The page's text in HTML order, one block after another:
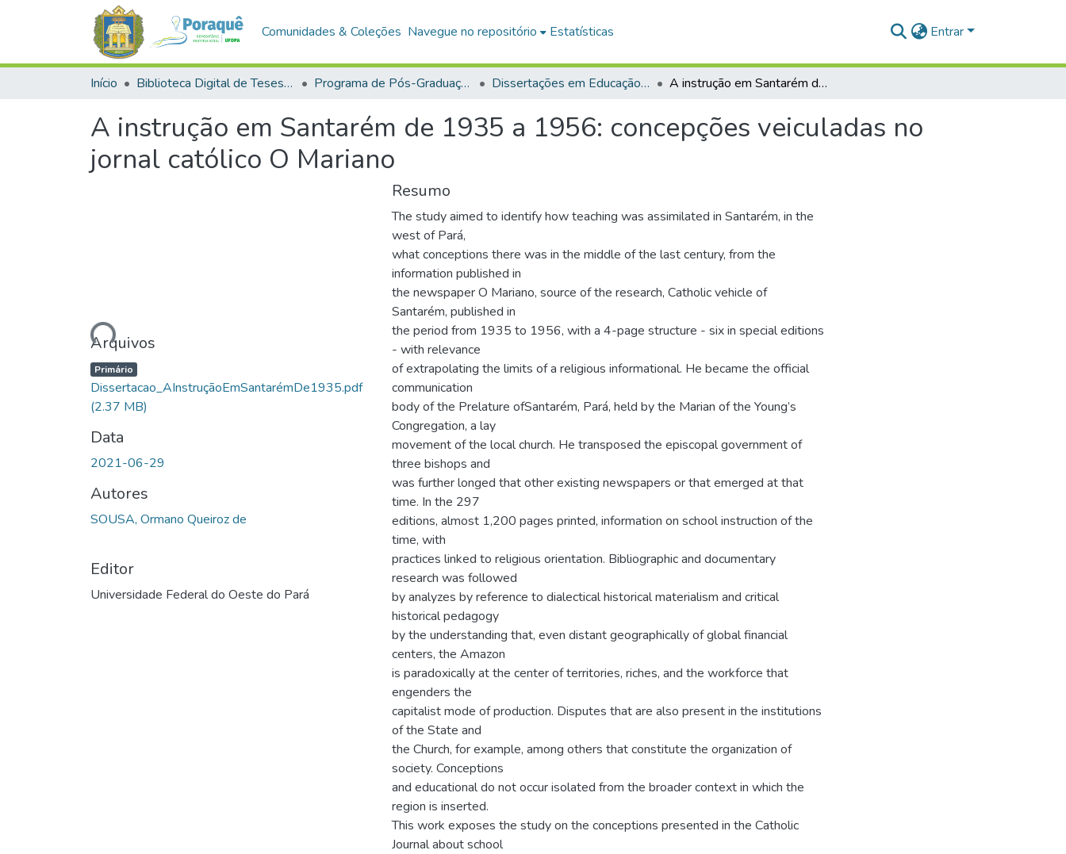
Comunidades & Coleções Navegue no repositório Estatísticas Entrar
Início Biblioteca Digital de Teses e Dissertações (BDTD) Programa de Pós-Graduação em Educação (PPGE) Dissertações em Educação (Mestrado) A instrução em Santarém de 1935 a 1956: concepções veiculadas no jornal católico O Mariano
A instrução em Santarém de 1935 a 1956: concepções veiculadas no
jornal católico O Mariano
Carregando...
Arquivos
Primário
Dissertacao_AInstruçãoEmSantarémDe1935.pdf
(2.37 MB)
Data
2021-06-29
Autores
SOUSA, Ormano Queiroz de
Editor
Universidade Federal do Oeste do Pará
Resumo
The study aimed to identify how teaching was assimilated in Santarém, in the
west of Pará,
what conceptions there was in the middle of the last century, from the
information published in
the newspaper O Mariano, source of the research, Catholic vehicle of
Santarém, published in
the period from 1935 to 1956, with a 4-page structure - six in special editions
- with relevance
of extrapolating the limits of a religious informational. He became the official
communication
body of the Prelature ofSantarém, Pará, held by the Marian of the Young’s
Congregation, a lay
movement of the local church. He transposed the episcopal government of
three bishops and
was further longed that other existing newspapers or that emerged at that
time. In the 297
editions, almost 1,200 pages printed, information on school instruction of the
time, with
practices linked to religious orientation. Bibliographic and documentary
research was followed
by analyzes by reference to dialectical historical materialism and critical
historical pedagogy
by the understanding that, even distant geographically of global financial
centers, the Amazon
is paradoxically at the center of territories, riches, and the workforce that
engenders the
capitalist mode of production. Disputes that are also present in the institutions
of the State and
the Church, for example, among others that constitute the organization of
society. Conceptions
and educational do not occur isolated from the broader context in which the
region is inserted.
This work exposes the study on the conceptions presented in the Catholic
Journal about school